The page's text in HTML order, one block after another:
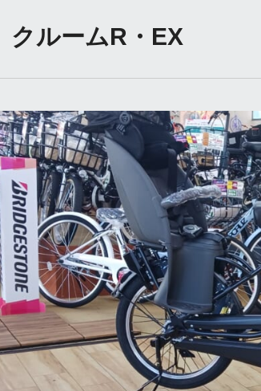
ルームR・EX